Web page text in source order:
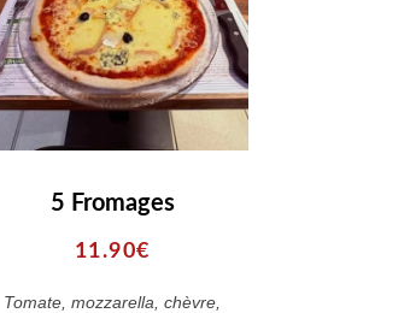
5 Fromages
11.90€
Tomate, mozzarella, chèvre,